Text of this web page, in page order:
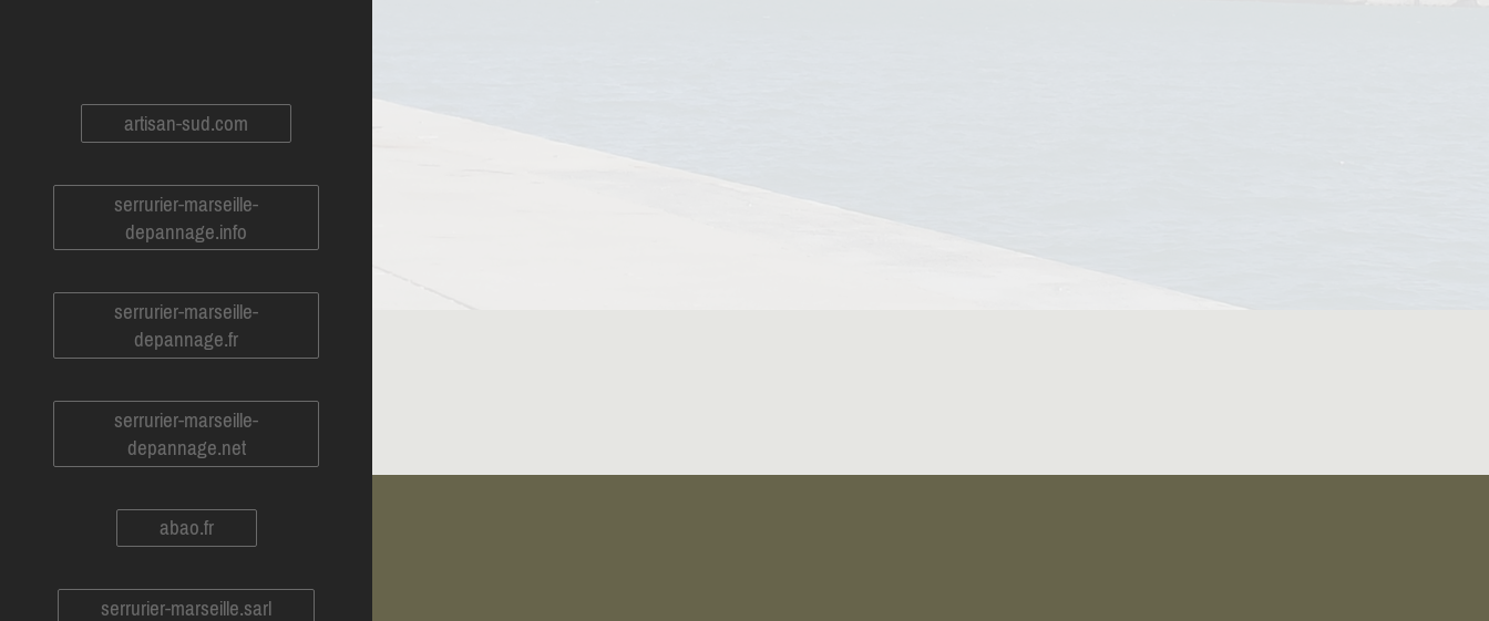
artisan-sud.com
serrurier-marseille-
depannage.info
serrurier-marseille-
depannage.fr
serrurier-marseille-
depannage.net
abao.fr
serrurier-marseille.sarl